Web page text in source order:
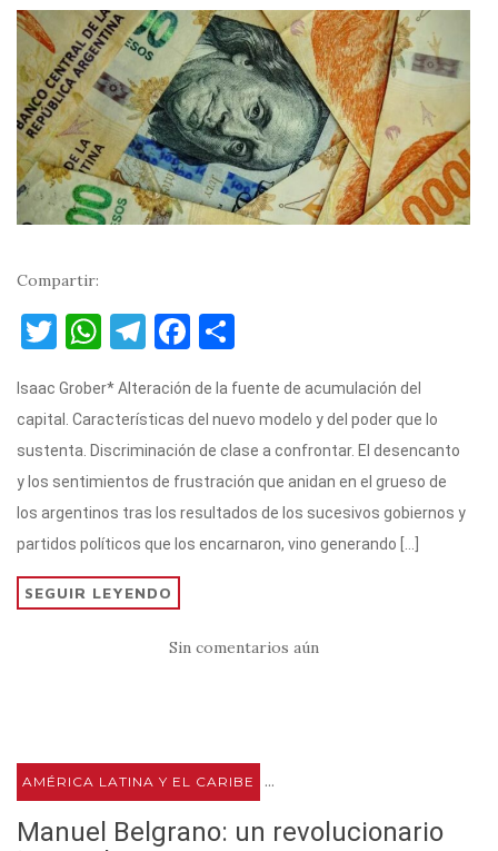
Compartir:
T
it
te
r
W
at
s
A
p
p
T
e
gr
a
m
F
c
e
b
o
o
m
p
ar
ti
r
Isaac Grober* Alteración de la fuente de acumulación del
capital. Características del nuevo modelo y del poder que lo
sustenta. Discriminación de clase a confrontar. El desencanto
y los sentimientos de frustración que anidan en el grueso de
los argentinos tras los resultados de los sucesivos gobiernos y
partidos políticos que los encarnaron, vino generando […]
SEGUIR LEYENDO
Sin comentarios aún
AMÉRICA LATINA Y EL CARIBE ...
Manuel Belgrano: un revolucionario